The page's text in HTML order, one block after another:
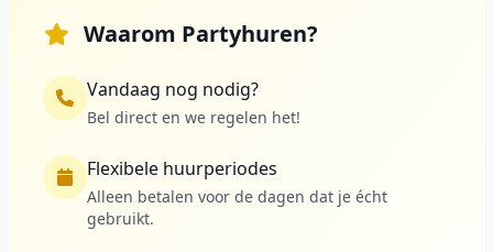
Waarom Partyhuren?
Vandaag nog nodig?
Bel direct en we regelen het!
Flexibele huurperiodes
Alleen betalen voor de dagen dat je écht
gebruikt.